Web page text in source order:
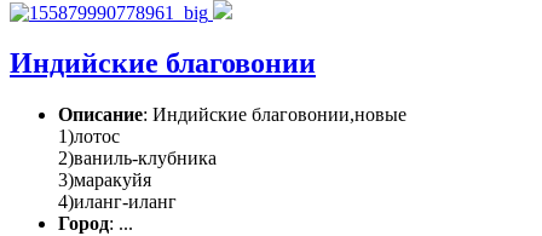
Индийские благовонии
Описание: Индийские благовонии,новые
1)лотос
2)ваниль-клубника
3)маракуйя
4)иланг-иланг
Город: ...